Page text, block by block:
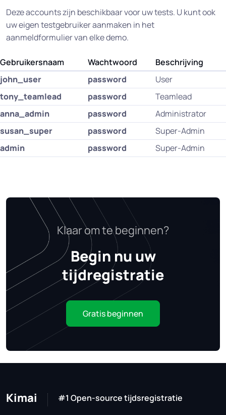
Deze accounts zijn beschikbaar voor uw tests. U kunt ook
uw eigen testgebruiker aanmaken in het
aanmeldformulier van elke demo.
Gebruikersnaam Wachtwoord
Beschrijving
john_user
password
User
tony_teamlead
password
Teamlead
anna_admin
password
Administrator
susan_super
password
Super-Admin
admin
password Super-Admin
Klaar om te beginnen?
Begin nu uw
tijdregistratie
Gratis beginnen
Kimai #1 Open-source tijdsregistratie